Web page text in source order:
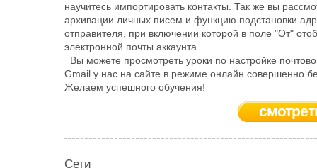
научитесь импортировать контакты. Так же вы
архивации личных писем и функцию подстановки
отправителя, при включении которой в поле "От"
электронной почты аккаунта.
Вы можете просмотреть уроки по настройке
Gmail у нас на сайте в режиме онлайн совершенно
Желаем успешного обучения!
Сети